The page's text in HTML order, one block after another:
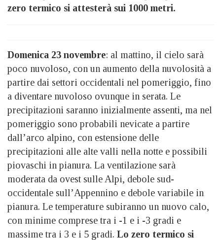
zero termico si attesterà sui 1000 metri.
Domenica 23 novembre: al mattino, il cielo sarà
poco nuvoloso, con un aumento della nuvolosità a
partire dai settori occidentali nel pomeriggio, fino
a diventare nuvoloso ovunque in serata. Le
precipitazioni saranno inizialmente assenti, ma nel
pomeriggio sono probabili nevicate a partire
dall’arco alpino, con estensione delle
precipitazioni alle alte valli nella notte e possibili
piovaschi in pianura. La ventilazione sarà
moderata da ovest sulle Alpi, debole sud-
occidentale sull’Appennino e debole variabile in
pianura. Le temperature subiranno un nuovo calo,
con minime comprese tra i -1 e i -3 gradi e
massime tra i 3 e i 5 gradi. Lo zero termico si